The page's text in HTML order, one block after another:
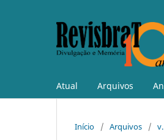
Atual Arquivos
Início / Arquivos /